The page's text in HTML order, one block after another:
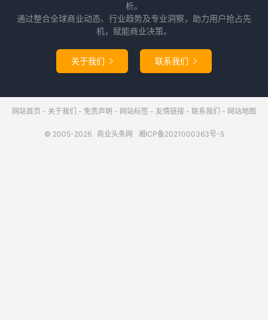
析。
通过整合全球商业动态、行业趋势及专业洞察，助力用户抢占先
机，赋能商业决策。
关于我们  联系我们 
网站首页 - 关于我们 - 免责声明 - 网站标签 - 友情链接 - 联系我们 - 网站地图
© 2005-2026 商业头条网 湘ICP备2021000363号-5